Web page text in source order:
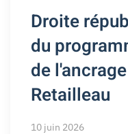
Droite
du
de
Retailleau
10 juin 2026